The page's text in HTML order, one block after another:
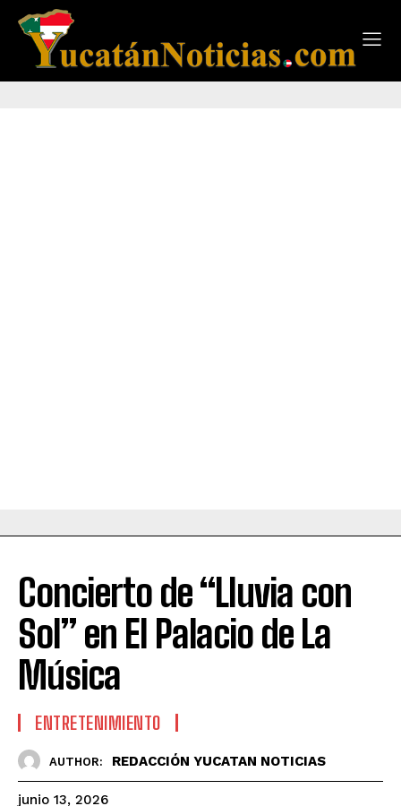
Concierto de “Lluvia con
Sol” en El Palacio de La
Música
ENTRETENIMIENTO
AUTHOR: REDACCIÓN YUCATAN NOTICIAS
junio 13, 2026